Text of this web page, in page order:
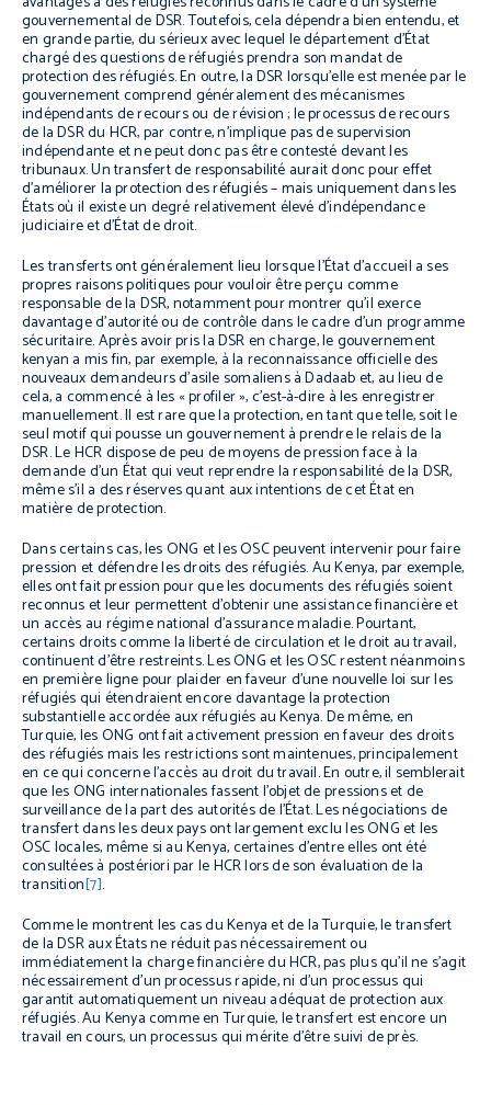
gouvernemental de DSR. Toutefois, cela dépendra bien entendu, et
en grande partie, du sérieux avec lequel le département d’État
chargé des questions de réfugiés prendra son mandat de
protection des réfugiés. En outre, la DSR lorsqu’elle est menée par le
gouvernement comprend généralement des mécanismes
indépendants de recours ou de révision ; le processus de recours
de la DSR du HCR, par contre, n’implique pas de supervision
indépendante et ne peut donc pas être contesté devant les
tribunaux. Un transfert de responsabilité aurait donc pour effet
d’améliorer la protection des réfugiés – mais uniquement dans les
États où il existe un degré relativement élevé d’indépendance
judiciaire et d’État de droit.
Les transferts ont généralement lieu lorsque l’État d’accueil a ses
propres raisons politiques pour vouloir être perçu comme
responsable de la DSR, notamment pour montrer qu’il exerce
davantage d’autorité ou de contrôle dans le cadre d’un programme
sécuritaire. Après avoir pris la DSR en charge, le gouvernement
kenyan a mis fin, par exemple, à la reconnaissance officielle des
nouveaux demandeurs d’asile somaliens à Dadaab et, au lieu de
cela, a commencé à les « profiler », c’est-à-dire à les enregistrer
manuellement. Il est rare que la protection, en tant que telle, soit le
seul motif qui pousse un gouvernement à prendre le relais de la
DSR. Le HCR dispose de peu de moyens de pression face à la
demande d’un État qui veut reprendre la responsabilité de la DSR,
même s’il a des réserves quant aux intentions de cet État en
matière de protection.
Dans certains cas, les ONG et les OSC peuvent intervenir pour faire
pression et défendre les droits des réfugiés. Au Kenya, par exemple,
elles ont fait pression pour que les documents des réfugiés soient
reconnus et leur permettent d’obtenir une assistance financière et
un accès au régime national d’assurance maladie. Pourtant,
certains droits comme la liberté de circulation et le droit au travail,
continuent d’être restreints. Les ONG et les OSC restent néanmoins
en première ligne pour plaider en faveur d’une nouvelle loi sur les
réfugiés qui étendraient encore davantage la protection
substantielle accordée aux réfugiés au Kenya. De même, en
Turquie, les ONG ont fait activement pression en faveur des droits
des réfugiés mais les restrictions sont maintenues, principalement
en ce qui concerne l’accès au droit du travail. En outre, il semblerait
que les ONG internationales fassent l’objet de pressions et de
surveillance de la part des autorités de l’État. Les négociations de
transfert dans les deux pays ont largement exclu les ONG et les
OSC locales, même si au Kenya, certaines d’entre elles ont été
consultées à postériori par le HCR lors de son évaluation de la
transition[7].
Comme le montrent les cas du Kenya et de la Turquie, le transfert
de la DSR aux États ne réduit pas nécessairement ou
immédiatement la charge financière du HCR, pas plus qu’il ne s’agit
nécessairement d’un processus rapide, ni d’un processus qui
garantit automatiquement un niveau adéquat de protection aux
réfugiés. Au Kenya comme en Turquie, le transfert est encore un
travail en cours, un processus qui mérite d’être suivi de près.